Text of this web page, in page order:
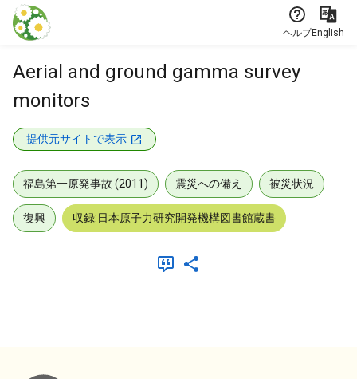
本文に飛ぶ
ヘルプEnglish
Aerial and ground gamma survey
monitors
提供元サイトで表示
福島第一原発事故 (2011) 震災への備え 被災状況
復興 収録:日本原子力研究開発機構図書館蔵書